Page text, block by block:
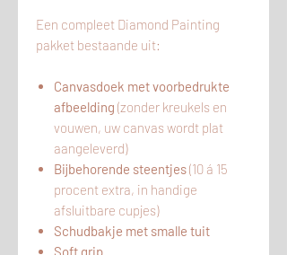
Een compleet Diamond Painting
pakket bestaande uit:
Canvasdoek met voorbedrukte
afbeelding (zonder kreukels en
vouwen, uw canvas wordt plat
aangeleverd)
Bijbehorende steentjes(10 á 15
procent extra, in handige
afsluitbare cupjes)
Schudbakje met smalle tuit